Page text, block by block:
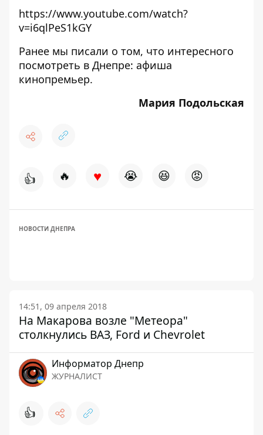
https://www.youtube.com/watch?
v=i6qlPeS1kGY
Ранее мы писали о том, что интересного
посмотреть в Днепре: афиша
кинопремьер.
Мария Подольская
👍 🔥 ♥ 😭 😆 😡
НОВОСТИ ДНЕПРА
14:51, 09 апреля 2018
На Макарова возле "Метеора"
столкнулись ВАЗ, Ford и Chevrolet
Информатор Днепр
ЖУРНАЛИСТ
👍